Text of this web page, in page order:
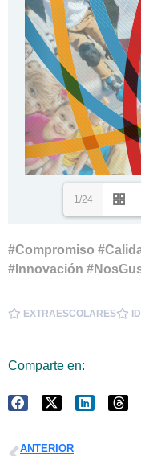
1/24
#Compromiso
#Innovación
EXTRAESCOLARES
Comparte en:
ANTERIOR